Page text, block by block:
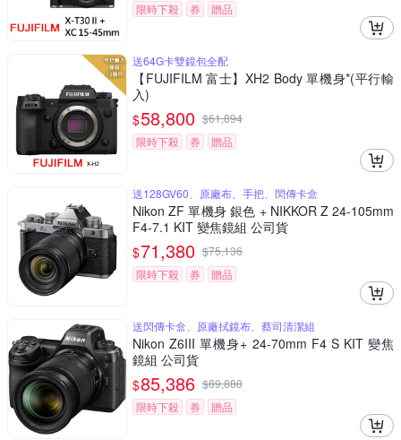
限時下殺
券 贈品
送64G卡雙鏡包全配
【FUJIFILM 富士】XH2 Body 單機身*(平行輸
入)
$58,800 $61,894
限時下殺
券 贈品
送128GV60、原廠布、手把、閃傳卡盒
Nikon ZF 單機身 銀色 + NIKKOR Z 24-105mm
F4-7.1 KIT 變焦鏡組 公司貨
$71,380 $75,136
限時下殺
券 贈品
送閃傳卡盒、原廠拭鏡布、蔡司清潔組
Nikon Z6III 單機身+ 24-70mm F4 S KIT 變焦
鏡組 公司貨
$85,386 $89,880
限時下殺
券 贈品